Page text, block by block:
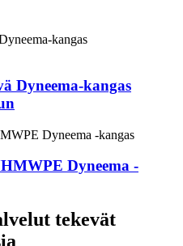
Dyneema-kangas
Dyneema -
tekevät